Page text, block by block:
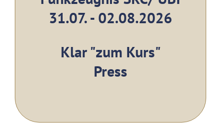
31.07. - 02.08.2026
Klar "zum Kurs"
Press